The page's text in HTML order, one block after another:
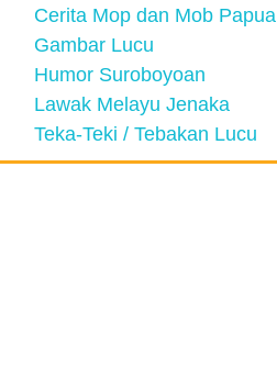
Cerita Mop dan Mob Papua
Gambar Lucu
Humor Suroboyoan
Lawak Melayu Jenaka
Teka-Teki / Tebakan Lucu